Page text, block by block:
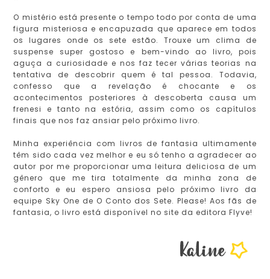
O mistério está presente o tempo todo por conta de uma
figura misteriosa e encapuzada que aparece em todos
os lugares onde os sete estão. Trouxe um clima de
suspense super gostoso e bem-vindo ao livro, pois
aguça a curiosidade e nos faz tecer várias teorias na
tentativa de descobrir quem é tal pessoa. Todavia,
confesso que a revelação é chocante e os
acontecimentos posteriores à descoberta causa um
frenesi e tanto na estória, assim como os capítulos
finais que nos faz ansiar pelo próximo livro.
Minha experiência com livros de fantasia ultimamente
têm sido cada vez melhor e eu só tenho a agradecer ao
autor por me proporcionar uma leitura deliciosa de um
gênero que me tira totalmente da minha zona de
conforto e eu espero ansiosa pelo próximo livro da
equipe Sky One de O Conto dos Sete. Please! Aos fãs de
fantasia, o livro está disponível no site da editora Flyve!